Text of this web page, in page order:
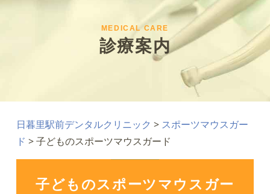
MEDICAL CARE
診療案内
日暮里駅前デンタルクリニック > スポーツマウスガー
ド >子どものスポーツマウスガード
子どものスポーツマウスガー